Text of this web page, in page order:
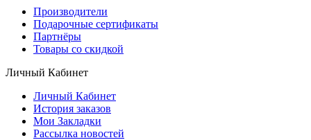
Производители
Подарочные сертификаты
Партнёры
Товары со скидкой
Личный Кабинет
Личный Кабинет
История заказов
Мои Закладки
Рассылка новостей